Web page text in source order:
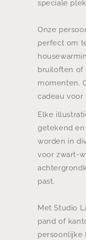
speciale
Onze
perfect om
bruiloften of
momenten.
cadeau
Elke
getekend
worden in
voor zwart-
past.
Met Studio
pand of
persoonlijke